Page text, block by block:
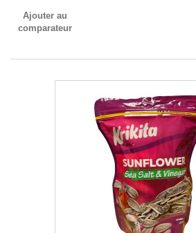
Ajouter au
comparateur